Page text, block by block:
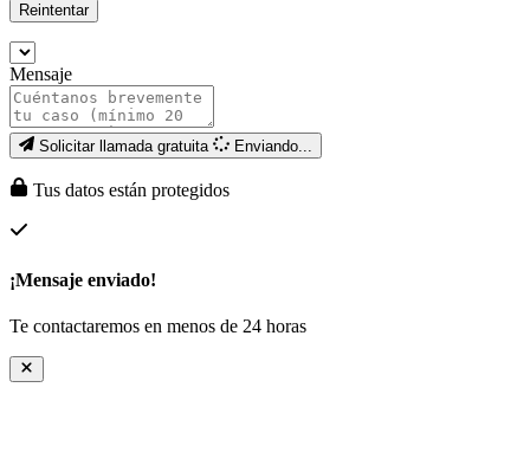
Reintentar
Mensaje
Solicitar llamada gratuita Enviando...
Tus datos están protegidos
¡Mensaje enviado!
Te contactaremos en menos de 24 horas